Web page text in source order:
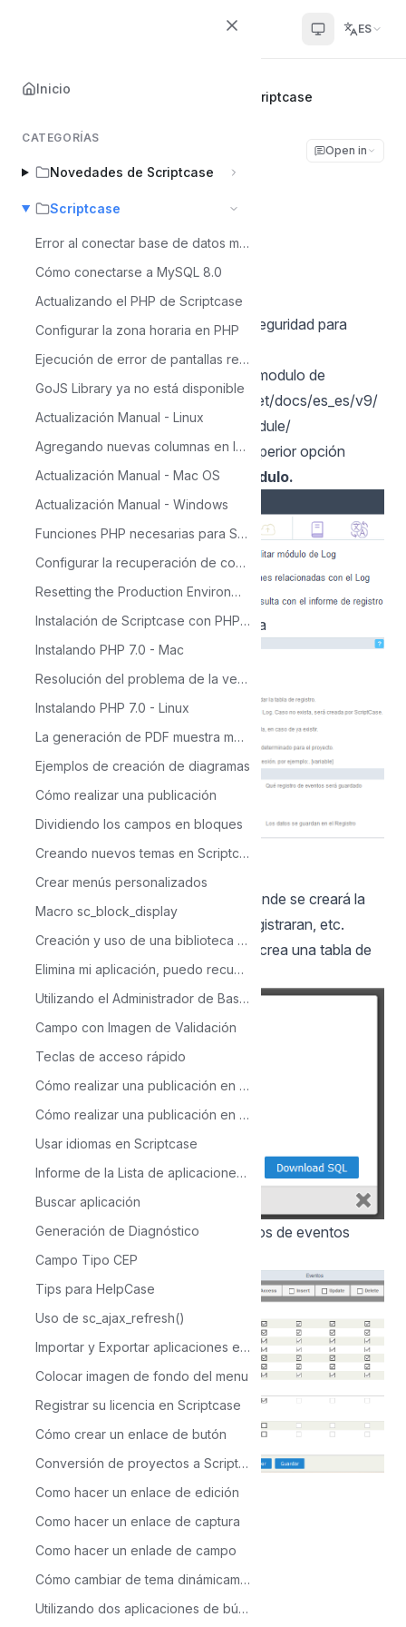
Scriptcase Help Center ES
Inicio
CATEGORÍAS
Novedades de Scriptcase
Scriptcase
Error al conectar base de datos mysql 8
Cómo conectarse a MySQL 8.0
Actualizando el PHP de Scriptcase
Configurar la zona horaria en PHP
Ejecución de error de pantallas reCaptcha - MacOS
GoJS Library ya no está disponible
Actualización Manual - Linux
Agregando nuevas columnas en la tabla para el calendario
Actualización Manual - Mac OS
Actualización Manual - Windows
Funciones PHP necesarias para ScriptCase
Configurar la recuperación de contraseña en Scriptcase
Resetting the Production Environment Password
Instalación de Scriptcase con PHP 7.0 en Windows
Instalando PHP 7.0 - Mac
Resolución del problema de la versión de Source Guardian
Instalando PHP 7.0 - Linux
La generación de PDF muestra mensaje: 'Not Found'
Ejemplos de creación de diagramas
Cómo realizar una publicación
Dividiendo los campos en bloques
Creando nuevos temas en Scriptcase
Crear menús personalizados
Macro sc_block_display
Creación y uso de una biblioteca en Scriptcase
Elimina mi aplicación, puedo recuperarla?
Utilizando el Administrador de Base de Datos
Campo con Imagen de Validación
Teclas de acceso rápido
Cómo realizar una publicación en Scriptcase- Típica
Cómo realizar una publicación en ScriptCase - Avanzada
Usar idiomas en Scriptcase
Informe de la Lista de aplicaciones de Scriptcase
Buscar aplicación
Generación de Diagnóstico
Campo Tipo CEP
Tips para HelpCase
Uso de sc_ajax_refresh()
Importar y Exportar aplicaciones en Scriptcase
Colocar imagen de fondo del menu
Registrar su licencia en Scriptcase
Cómo crear un enlace de butón
Conversión de proyectos a Scriptcase 9
Como hacer un enlace de edición
Como hacer un enlace de captura
Como hacer un enlade de campo
Cómo cambiar de tema dinámicamente a través de la aplicación Menú
Utilizando dos aplicaciones de búsqueda para acceder a un formulario
Inicio Uso del log en Scriptcase
Open in
Á
Álvaro Moura
Procedemos a crear un modulo de seguridad para
utilizar el log.
1 - Seguir este tutorial para crear un modulo de
https://www.scriptcase.net/docs/es_es/v9/
manual/10-modules/02-security-module/
2 - Procedemos el log en el menú superior opción
Modulo > Log / Crear o Editar modulo.
3 - Nos mostrará la siguiente ventana
4-Guardamos los cambios
- Podremos editar la conexión donde se creará la
tabla de log, o los eventos que se registraran, etc.
- Podremos verificar aquí que se crea una tabla de
log
- También podemos ver otros tipos de eventos
como insert de un formulario.